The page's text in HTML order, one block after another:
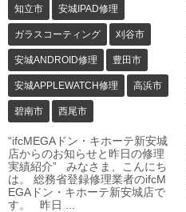
知立市 安城IPAD修理
ガラスコーティング 刈谷市
安城ANDROID修理 豊田市
安城APPLEWATCH修理 高浜市
碧南市 西尾市
“ifcMEGAドン・キホーテ新安城
店からのお知らせと昨日の修理
実績紹介” みなさま、こんにち
は。 総務省登録修理業者のifcM
EGAドン・キホーテ新安城店で
す。 昨日 ...